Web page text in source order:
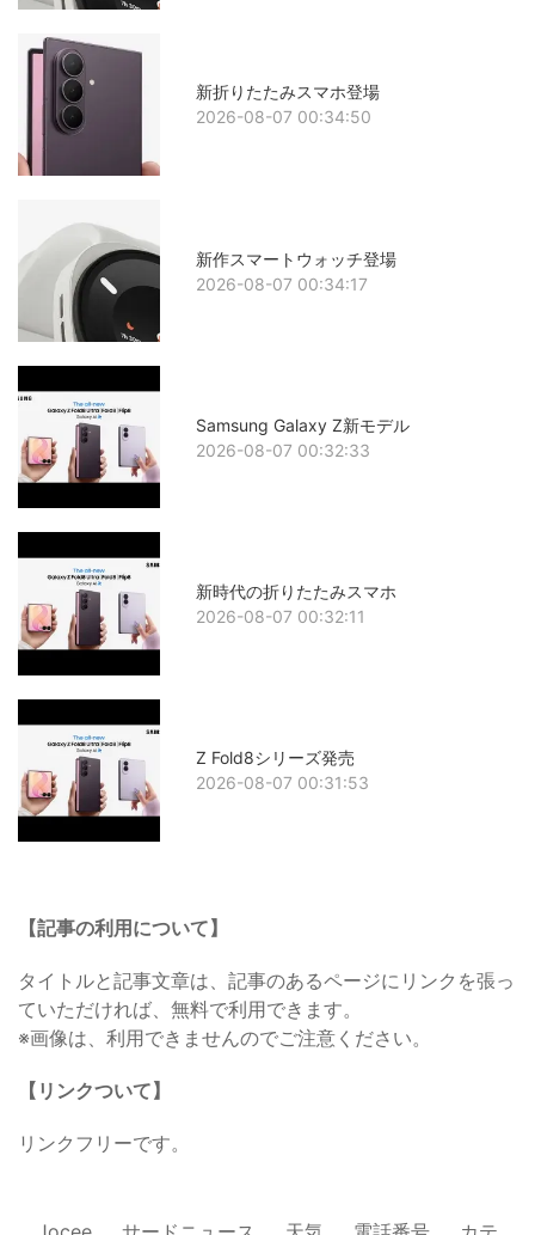
新折りたたみスマホ登場
2026-08-07 00:34:50
新作スマートウォッチ登場
2026-08-07 00:34:17
Samsung Galaxy Z新モデル
2026-08-07 00:32:33
新時代の折りたたみスマホ
2026-08-07 00:32:11
Z Fold8シリーズ発売
2026-08-07 00:31:53
【記事の利用について】
タイトルと記事文章は、記事のあるページにリンクを張っ
ていただければ、無料で利用できます。
※画像は、利用できませんのでご注意ください。
【リンクついて】
リンクフリーです。